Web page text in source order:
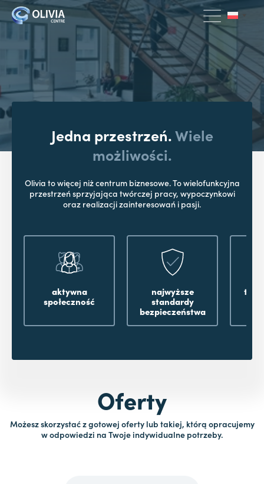
Jedna przestrzeń.Wiele
możliwości.
Olivia to więcej niż centrum biznesowe. To wielofunkcyjna
przestrzeń sprzyjająca twórczej pracy, wypoczynkowi
oraz realizacji zainteresowań i pasji.
aktywna
społeczność
najwyższe
standardy
bezpieczeństwa
Oferty
Możesz skorzystać z gotowej oferty lub takiej, którą opracujemy
w odpowiedzi na Twoje indywidualne potrzeby.